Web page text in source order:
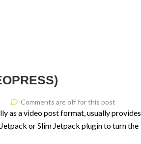
Comments are off for this post
as a video post format, usually provides
or Slim Jetpack plugin to turn the